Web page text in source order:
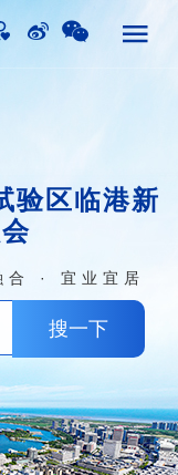
验区临港新
· 宜业宜居